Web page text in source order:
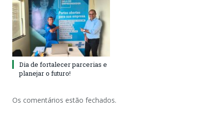
Dia de fortalecer parcerias e
planejar o futuro!
Os comentários estão fechados.